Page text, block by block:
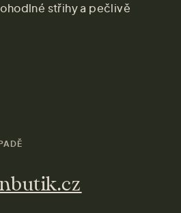
střihy a pečlivě